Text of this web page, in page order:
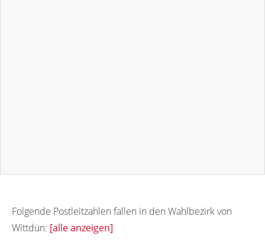
Folgende Postleitzahlen fallen in den Wahlbezirk von
Wittdün: [alle anzeigen]